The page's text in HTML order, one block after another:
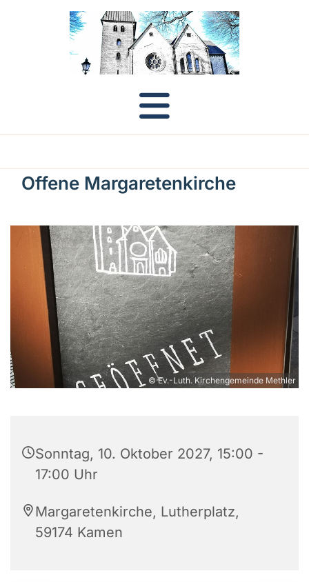
Offene Margaretenkirche
© Ev.-Luth. Kirchengemeinde Methler
Sonntag, 10. Oktober 2027, 15:00 -
17:00 Uhr
Margaretenkirche, Lutherplatz,
59174 Kamen